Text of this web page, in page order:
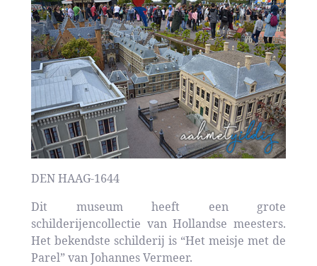
DEN HAAG-1644
Dit museum heeft een grote
schilderijencollectie van Hollandse meesters.
Het bekendste schilderij is “Het meisje met de
Parel” van Johannes Vermeer.